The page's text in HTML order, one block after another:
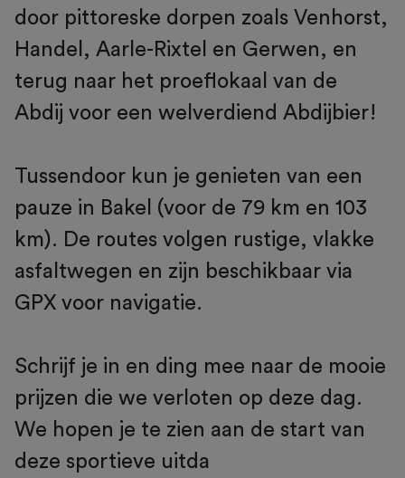
door pittoreske dorpen zoals Venhorst,
Handel, Aarle-Rixtel en Gerwen, en
terug naar het proeflokaal van de
Abdij voor een welverdiend Abdijbier!
Tussendoor kun je genieten van een
pauze in Bakel (voor de 79 km en 103
km). De routes volgen rustige, vlakke
asfaltwegen en zijn beschikbaar via
GPX voor navigatie.
Schrijf je in en ding mee naar de mooie
prijzen die we verloten op deze dag.
We hopen je te zien aan de start van
deze sportieve uitda